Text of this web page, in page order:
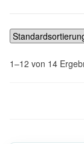
1–12 von 14